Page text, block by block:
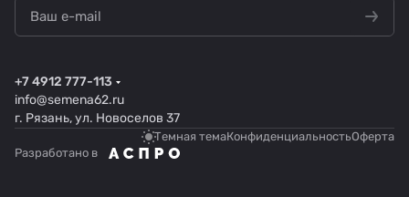
+7 4912 777-113
info@semena62.ru
г. Рязань, ул. Новоселов 37
Темная темаКонфиденциальностьОферта
Разработано в